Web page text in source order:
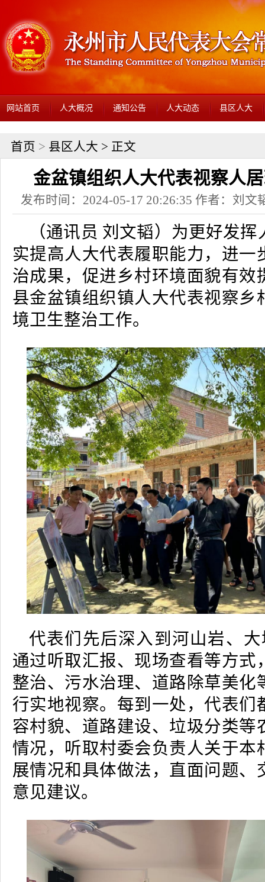
网站首页 人大概况 通知公告 人大动态 县区人大
首页 > 县区人大 > 正文
金盆镇组织人大代表视察人
发布时间：2024-05-17 20:26:35 作者：刘文
（通讯员 刘文韬）为更好发
实提高人大代表履职能力，进一
治成果，促进乡村环境面貌有效
县金盆镇组织镇人大代表视察乡
境卫生整治工作。
代表们先后深入到河山岩、
通过听取汇报、现场查看等方式
整治、污水治理、道路除草美化
行实地视察。每到一处，代表们
容村貌、道路建设、垃圾分类等
情况，听取村委会负责人关于本
展情况和具体做法，直面问题、
意见建议。